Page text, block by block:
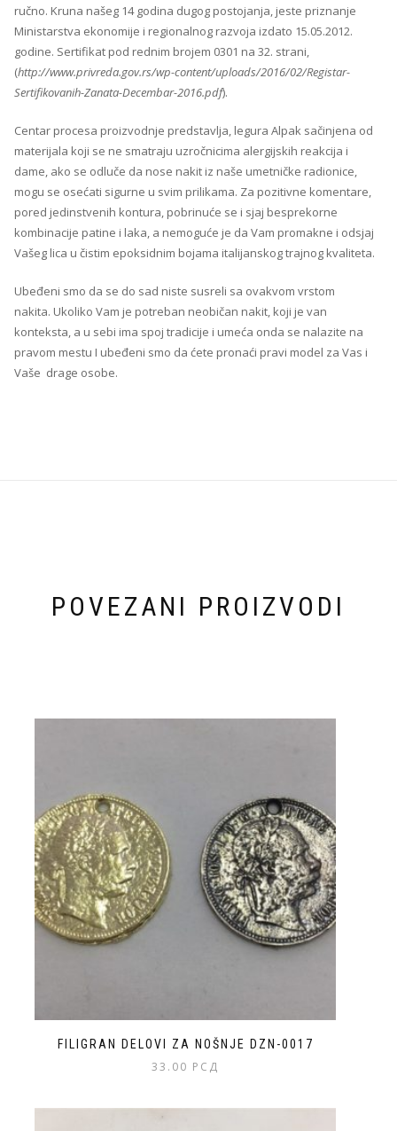
ručno. Kruna našeg 14 godina dugog postojanja, jeste priznanje
Ministarstva ekonomije i regionalnog razvoja izdato 15.05.2012.
godine. Sertifikat pod rednim brojem 0301 na 32. strani,
(http://www.privreda.gov.rs/wp-content/uploads/2016/02/Registar-
Sertifikovanih-Zanata-Decembar-2016.pdf).
Centar procesa proizvodnje predstavlja, legura Alpak sačinjena od
materijala koji se ne smatraju uzročnicima alergijskih reakcija i
dame, ako se odluče da nose nakit iz naše umetničke radionice,
mogu se osećati sigurne u svim prilikama. Za pozitivne komentare,
pored jedinstvenih kontura, pobrinuće se i sjaj besprekorne
kombinacije patine i laka, a nemoguće je da Vam promakne i odsjaj
Vašeg lica u čistim epoksidnim bojama italijanskog trajnog kvaliteta.
Ubeđeni smo da se do sad niste susreli sa ovakvom vrstom
nakita. Ukoliko Vam je potreban neobičan nakit, koji je van
konteksta, a u sebi ima spoj tradicije i umeća onda se nalazite na
pravom mestu I ubeđeni smo da ćete pronaći pravi model za Vas i
Vaše drage osobe.
POVEZANI PROIZVODI
FILIGRAN DELOVI ZA NOŠNJE DZN-0017
33.00 РСД